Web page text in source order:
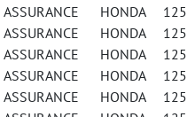
ASSURANCE HONDA
ASSURANCE HONDA
ASSURANCE HONDA
ASSURANCE HONDA 125
ASSURANCE HONDA 125